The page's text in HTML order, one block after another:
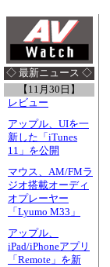
◇ 最新ニュース ◇
【11月30日】
レビュー
アップル、UIを一
新した「iTunes
11」を公開
マウス、AM/FMラ
ジオ搭載オーディ
オプレーヤー
「Lyumo M33」
アップル、
iPad/iPhoneアプリ
「Remote」を新